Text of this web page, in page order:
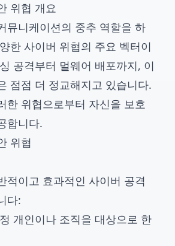
위협 개요
뮤니케이션의 중추 역할을 하
한 사이버 위협의 주요 벡터이
공격부터 멀웨어 배포까지, 이
점점 더 정교해지고 있습니다.
한 위협으로부터 자신을 보호
합니다.
위협
적이고 효과적인 사이버 공격
다:
개인이나 조직을 대상으로 한